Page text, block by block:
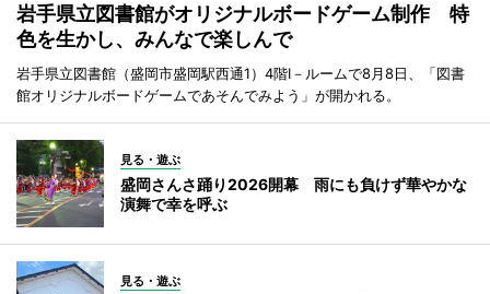
岩手県立図書館がオリジナルボードゲーム制作 特
色を生かし、みんなで楽しんで
岩手県立図書館（盛岡市盛岡駅西通1）4階I－ルームで8月8日、「図書
館オリジナルボードゲームであそんでみよう」が開かれる。
見る・遊ぶ
盛岡さんさ踊り2026開幕 雨にも負けず華やかな
演舞で幸を呼ぶ
見る・遊ぶ